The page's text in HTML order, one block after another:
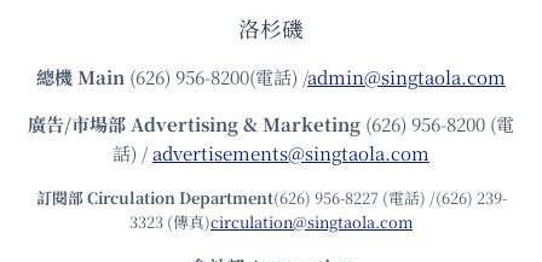
洛杉磯
總機Main (626) 956-8200(電話) /admin@singtaola.com
廣告/市場部Advertising & Marketing (626) 956-8200 (電
話) /advertisements@singtaola.com
訂閱部 Circulation Department(626) 956-8227 (電話) /(626) 239-
3323 (傳真)circulation@singtaola.com